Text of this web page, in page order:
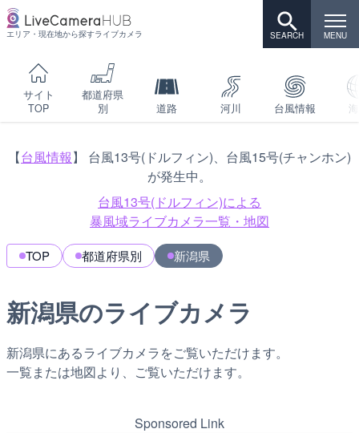
エリア・現在地から探すライブカメラ
サイト
TOP
都道府県
別
道路 河川 台風情報
【台風情報】 台風13号(ドルフィン)、台風15号(チャンホン)
が発生中。
台風13号(ドルフィン)による
暴風域ライブカメラ一覧・地図
TOP 都道府県別 新潟県
新潟県のライブカメラ
新潟県にあるライブカメラをご覧いただけます。
一覧または地図より、ご覧いただけます。
Sponsored Link